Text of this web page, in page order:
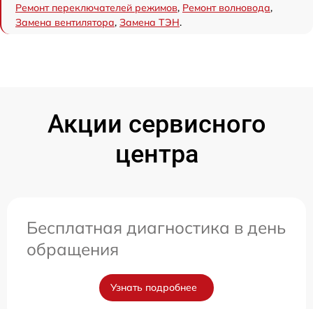
Ремонт переключателей режимов, Ремонт волновода,
Замена вентилятора, Замена ТЭН.
Акции сервисного
центра
Бесплатная диагностика в день
обращения
Узнать подробнее